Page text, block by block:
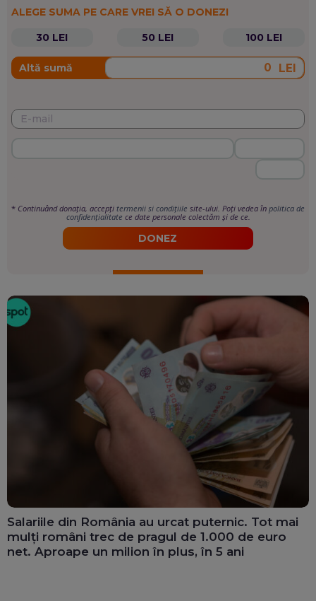
ALEGE SUMA PE CARE VREI SĂ O DONEZI
30 LEI
50 LEI 100 LEI
Altă sumă LEI
* Continuând donația, accepți termenii si condițiile site-ului. Poți vedea în politica de
confidențialitate ce date personale colectăm și de ce.
DONEZ
Salariile din România au urcat puternic. Tot mai
mulți români trec de pragul de 1.000 de euro
net. Aproape un milion în plus, în 5 ani